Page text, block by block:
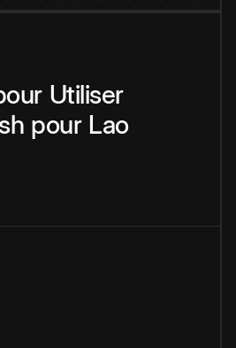
Utiliser
pour Lao